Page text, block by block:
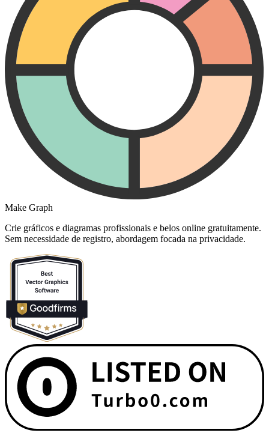
Make Graph
Crie gráficos e diagramas profissionais e belos online gratuitamente.
Sem necessidade de registro, abordagem focada na privacidade.